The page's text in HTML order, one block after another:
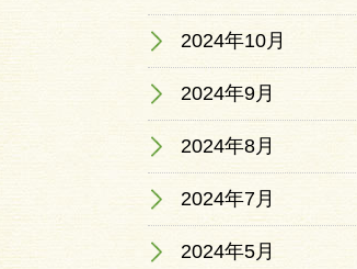
2024年10月
2024年9月
2024年8月
2024年7月
2024年5月